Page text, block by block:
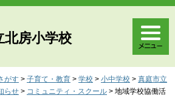
北房小学校
がす > 子育て・教育 > 学校 > 小中学校 > 真庭市立
らせ > コミュニティ・スクール > 地域学校協働活